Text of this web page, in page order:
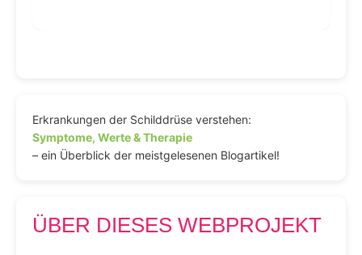
Erkrankungen der Schilddrüse verstehen:
Symptome, Werte & Therapie
– ein Überblick der meistgelesenen Blogartikel!
ÜBER DIESES WEBPROJEKT